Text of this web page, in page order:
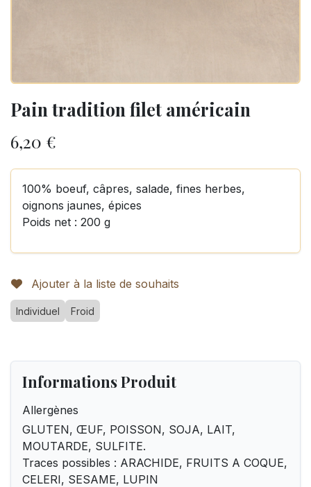
Pain tradition filet américain
6,20 €
100% boeuf, câpres, salade, fines herbes,
oignons jaunes, épices
Poids net : 200 g
Ajouter à la liste de souhaits
Individuel Froid
Informations Produit
Allergènes
GLUTEN, ŒUF, POISSON, SOJA, LAIT,
MOUTARDE, SULFITE.
Traces possibles : ARACHIDE, FRUITS A COQUE,
CELERI, SESAME, LUPIN